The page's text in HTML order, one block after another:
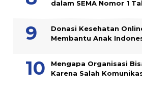
dalam SEMA Nomor 1
Donasi Kesehatan
Membantu Anak
Mengapa Organisasi
Karena Salah